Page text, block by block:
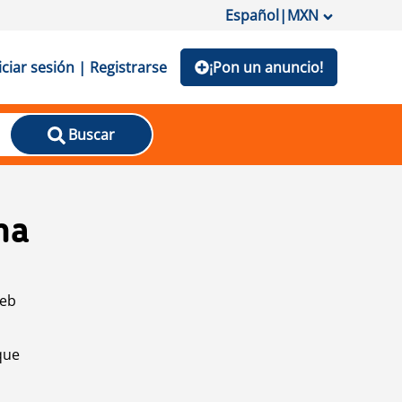
Español|MXN
sesión | Registrarse ¡Pon un anuncio!
Buscar